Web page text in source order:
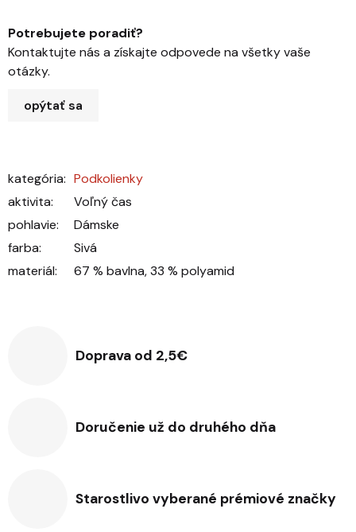
Potrebujete poradiť?
Kontaktujte nás a získajte odpovede na všetky vaše
otázky.
opýtať sa
kategória: Podkolienky
aktivita:
Voľný čas
pohlavie:
Dámske
farba:
Sivá
materiál: 67 % bavlna, 33 % polyamid
Doprava od 2,5€
Doručenie už do druhého dňa
Starostlivo vyberané prémiové značky